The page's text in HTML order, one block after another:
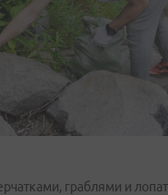
граблями и